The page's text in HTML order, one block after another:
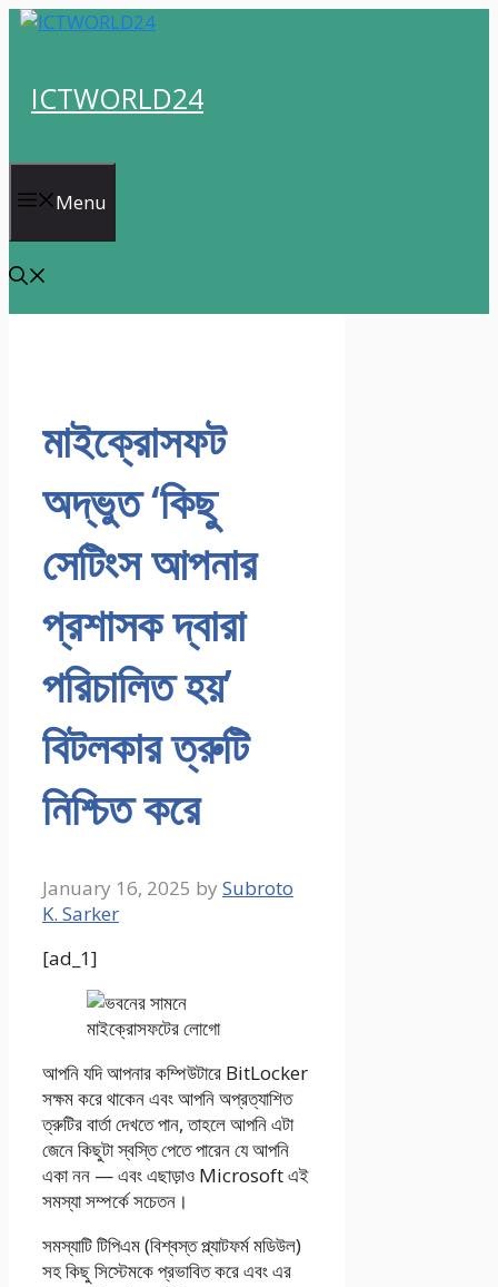
Skip
ICTWORLD24
Menu
মাইক্রোসফট
অদ্ভুত ‘কিছু
সেটিংস আপনার
প্রশাসক দ্বারা
পরিচালিত হয়’
বিটলকার ত্রুটি
নিশ্চিত করে
January 16, 2025 by Subroto
K. Sarker
[ad_1]
আপনি যদি আপনার কম্পিউটারে BitLocker
সক্ষম করে থাকেন এবং আপনি অপ্রত্যাশিত
ত্রুটির বার্তা দেখতে পান, তাহলে আপনি এটা
জেনে কিছুটা স্বস্তি পেতে পারেন যে আপনি
একা নন — এবং এছাড়াও Microsoft এই
সমস্যা সম্পর্কে সচেতন।
সমস্যাটি টিপিএম (বিশ্বস্ত প্ল্যাটফর্ম মডিউল)
সহ কিছু সিস্টেমকে প্রভাবিত করে এবং এর